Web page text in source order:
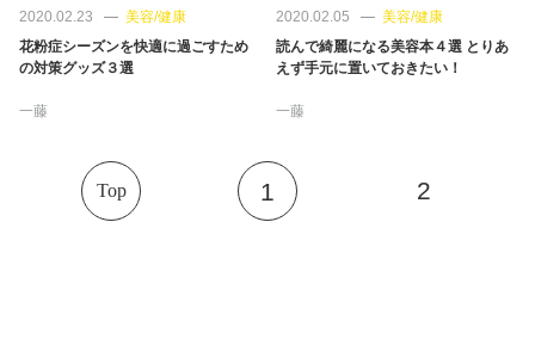
2020.02.23
美容/健康
花粉症シーズンを快適に過ごすため
の対策グッズ３選
一藤
2020.02.05
美容/健康
読んで綺麗になる美容本４選 とりあ
えず手元に置いておきたい！
一藤
Top 1 2